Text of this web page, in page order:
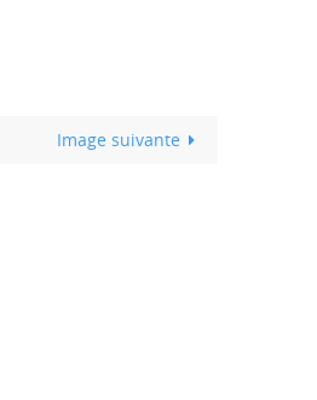
Image suivante